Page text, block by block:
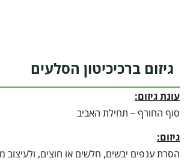
גיזום ברכיכיטון הסלעים
עונת גיזום:
סוף החורף – תחילת האביב
גיזום:
הסרת ענפים יבשים, חלשים או חוצים, ולעיצוב